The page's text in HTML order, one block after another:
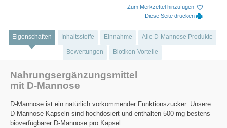
Zum Merkzettel hinzufügen
Diese Seite drucken
Eigenschaften Inhaltsstoffe Einnahme Alle D-Mannose Produkte
Bewertungen Biotikon-Vorteile
Nahrungsergänzungsmittel
mit D-Mannose
D-Mannose ist ein natürlich vorkommender Funktionszucker. Unsere
D-Mannose Kapseln sind hochdosiert und enthalten 500 mg bestens
bioverfügbarer D-Mannose pro Kapsel.